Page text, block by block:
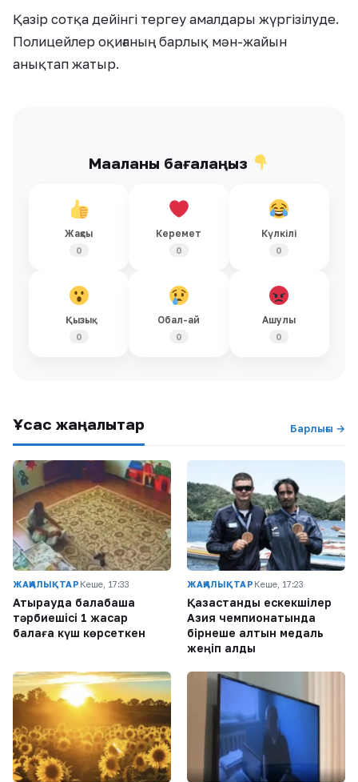
Қазір сотқа дейінгі тергеу амалдары жүргізілуде.
Полицейлер оқиғаның барлық мән-жайын
анықтап жатыр.
Мақаланы бағалаңыз
Жақсы
0
Керемет
0
Күлкілі
0
Қызық
0
Обал-ай
0
Ашулы
0
Ұқсас жаңалықтар Барлығы →
ЖАҢАЛЫҚТАР Кеше, 17:33
Атырауда балабақша
тәрбиешісі 1 жасар
балаға күш көрсеткен
ЖАҢАЛЫҚТАР Кеше, 17:23
Қазақстандық ескекшілер
Азия чемпионатында
бірнеше алтын медаль
жеңіп алды